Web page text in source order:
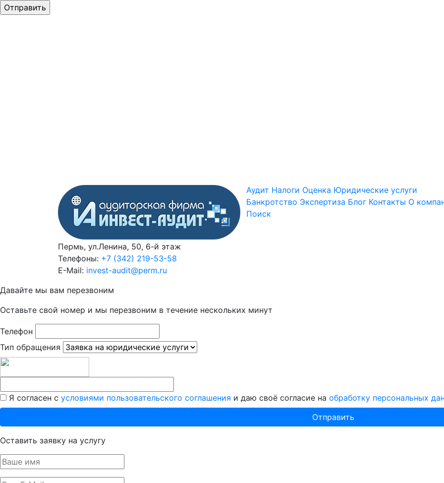
Пермь, ул.Ленина, 50, 6-й этаж
Телефоны: +7 (342) 219-53-58
E-Mail: invest-audit@perm.ru
Аудит Налоги Оценка Юридические услуги
Банкротство Экспертиза Блог Контакты О
Поиск
Давайте мы вам перезвоним
Оставьте свой номер и мы перезвоним в течение нескольких минут
Телефон
Тип обращения
Я согласен с условиями пользовательского соглашения и даю своё согласие на обработку персональных
Оставить заявку на услугу